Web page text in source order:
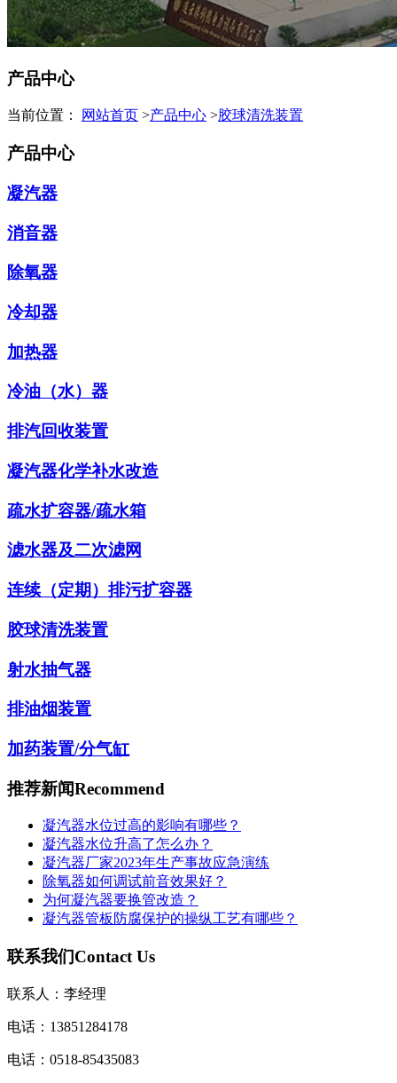
产品中心
当前位置： 网站首页 >产品中心 >胶球清洗装置
产品中心
凝汽器
消音器
除氧器
冷却器
加热器
冷油（水）器
排汽回收装置
凝汽器化学补水改造
疏水扩容器/疏水箱
滤水器及二次滤网
连续（定期）排污扩容器
胶球清洗装置
射水抽气器
排油烟装置
加药装置/分气缸
推荐新闻Recommend
凝汽器水位过高的影响有哪些？
凝汽器水位升高了怎么办？
凝汽器厂家2023年生产事故应急演练
除氧器如何调试前音效果好？
为何凝汽器要换管改造？
凝汽器管板防腐保护的操纵工艺有哪些？
联系我们Contact Us
联系人：李经理
电话：13851284178
电话：0518-85435083